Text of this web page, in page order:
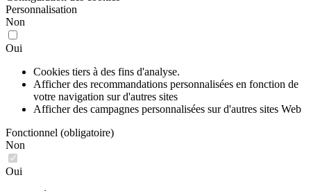
Personnalisation
Non
Oui
Cookies tiers à des fins d'analyse.
Afficher des recommandations personnalisées en fonction de
votre navigation sur d'autres sites
Afficher des campagnes personnalisées sur d'autres sites Web
Fonctionnel (obligatoire)
Non
Oui